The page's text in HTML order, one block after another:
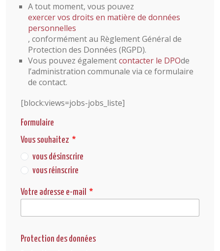
A tout moment, vous pouvez
exercer vos droits en matière de données
personnelles
, conformément au Règlement Général de
Protection des Données (RGPD).
Vous pouvez égalementcontacter le DPOde
l’administration communale via ce formulaire
de contact.
[block:views=jobs-jobs_liste]
Formulaire
Vous souhaitez
vous désinscrire
vous réinscrire
Votre adresse e-mail
Protection des données